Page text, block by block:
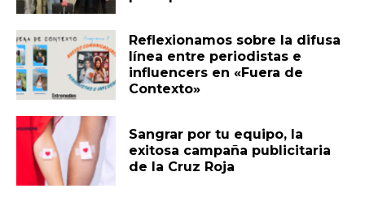
Reflexionamos sobre la difusa
línea entre periodistas e
influencers en «Fuera de
Contexto»
Sangrar por tu equipo, la
exitosa campaña publicitaria
de la Cruz Roja